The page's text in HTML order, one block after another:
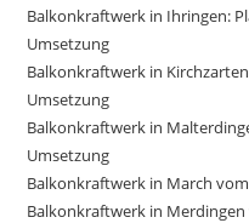
Balkonkraftwerk in Ihringen:
Umsetzung
Balkonkraftwerk in
Umsetzung
Balkonkraftwerk in
Umsetzung
Balkonkraftwerk in March
Balkonkraftwerk in